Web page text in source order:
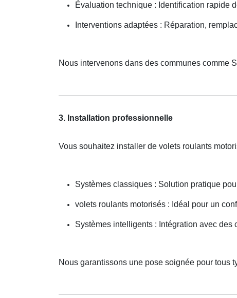
Évaluation technique : Identification rapide
Interventions adaptées : Réparation,
Nous intervenons dans des communes comme
3. Installation professionnelle
Vous souhaitez installer de volets roulants
Systèmes classiques : Solution pratique
volets roulants motorisés : Idéal pour un
Systèmes intelligents : Intégration avec des
Nous garantissons une pose soignée pour tous